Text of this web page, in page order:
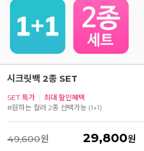
시크릿백 2종 SET
SET 특가 | 최대 할인혜택
#원하는 컬러 2종 선택가능 (1+1)
49,600원 29,800원